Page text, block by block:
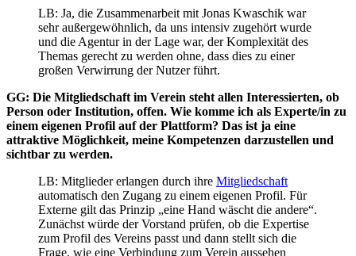
LB: Ja, die Zusammenarbeit mit Jonas Kwaschik war
sehr außergewöhnlich, da uns intensiv zugehört wurde
und die Agentur in der Lage war, der Komplexität des
Themas gerecht zu werden ohne, dass dies zu einer
großen Verwirrung der Nutzer führt.
GG: Die Mitgliedschaft im Verein steht allen Interessierten, ob
Person oder Institution, offen. Wie komme ich als Experte/in zu
einem eigenen Profil auf der Plattform? Das ist ja eine
attraktive Möglichkeit, meine Kompetenzen darzustellen und
sichtbar zu werden.
LB: Mitglieder erlangen durch ihre Mitgliedschaft
automatisch den Zugang zu einem eigenen Profil. Für
Externe gilt das Prinzip „eine Hand wäscht die andere“.
Zunächst würde der Vorstand prüfen, ob die Expertise
zum Profil des Vereins passt und dann stellt sich die
Frage, wie eine Verbindung zum Verein aussehen